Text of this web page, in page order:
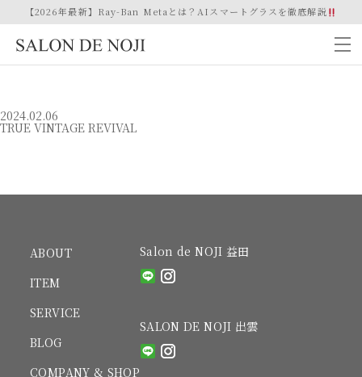
【2026年最新】Ray-Ban Metaとは？AIスマートグラスを徹底解説
2024.02.06
TRUE VINTAGE REVIVAL
ABOUT
ITEM
SERVICE
BLOG
COMPANY & SHOP
Salon de NOJI 益田
SALON DE NOJI 出雲